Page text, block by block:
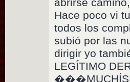
Hace poco vi
todos los
subió por las
dirigir yo
LEGÍTIMO